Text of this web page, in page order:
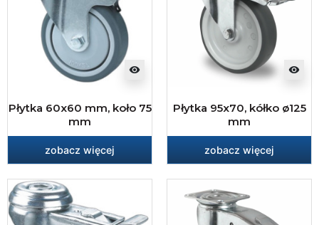
visibility
Płytka 60x60 mm, koło 75
mm
zobacz więcej
visibility
Płytka 95x70, kółko ø125
mm
zobacz więcej